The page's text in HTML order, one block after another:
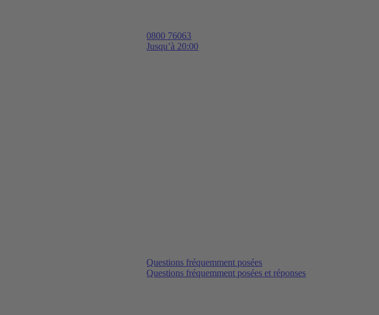
0800 76063
Jusqu’à 20:00
Questions fréquemment posées
Questions fréquemment posées et réponses